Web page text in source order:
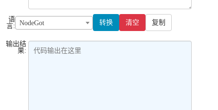
语
言:
NodeGot 转换 清空 复制
输出结
果:
代码输出在这里